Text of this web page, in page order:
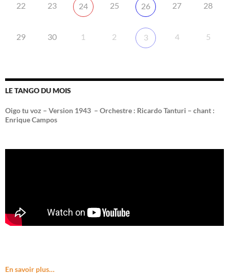
22 23 24 25 26 27 28
29 30 1 2 3 4 5
LE TANGO DU MOIS
Oigo tu voz – Version 1943 – Orchestre : Ricardo Tanturi – chant :
Enrique Campos
En savoir plus…